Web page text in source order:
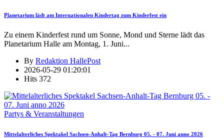
Planetarium lädt am Internationalen Kindertag zum Kinderfest ein
Zu einem Kinderfest rund um Sonne, Mond und Sterne lädt das
Planetarium Halle am Montag, 1. Juni...
By Redaktion HallePost
2026-05-29 01:20:01
Hits 372
Partys & Veranstaltungen
Mittelalterliches Spektakel Sachsen-Anhalt-Tag Bernburg 05. - 07. Juni anno 2026